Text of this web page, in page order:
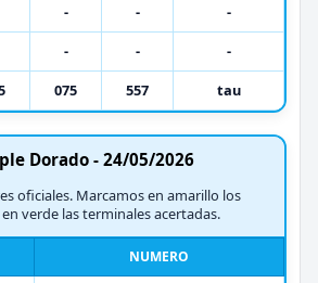
- -
-
- -
-
075 557 tau
Dorado - 24/05/2026
oficiales. Marcamos en amarillo los
verde las terminales acertadas.
NUMERO